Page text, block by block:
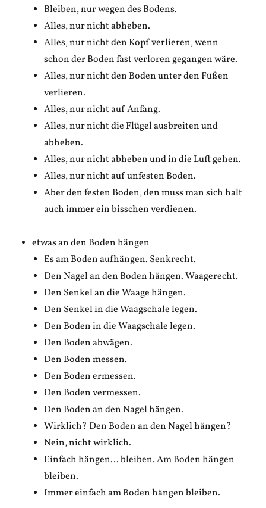
Bleiben, nur wegen des Bodens.
Alles, nur nicht abheben.
Alles, nur nicht den Kopf verlieren, wenn
schon der Boden fast verloren gegangen wäre.
Alles, nur nicht den Boden unter den Füßen
verlieren.
Alles, nur nicht auf Anfang.
Alles, nur nicht die Flügel ausbreiten und
abheben.
Alles, nur nicht abheben und in die Luft gehen.
Alles, nur nicht auf unfesten Boden.
Aber den festen Boden, den muss man sich halt
auch immer ein bisschen verdienen.
etwas an den Boden hängen
Es am Boden aufhängen. Senkrecht.
Den Nagel an den Boden hängen. Waagerecht.
Den Senkel an die Waage hängen.
Den Senkel in die Waagschale legen.
Den Boden in die Waagschale legen.
Den Boden abwägen.
Den Boden messen.
Den Boden ermessen.
Den Boden vermessen.
Den Boden an den Nagel hängen.
Wirklich? Den Boden an den Nagel hängen?
Nein, nicht wirklich.
Einfach hängen… bleiben. Am Boden hängen
bleiben.
Immer einfach am Boden hängen bleiben.